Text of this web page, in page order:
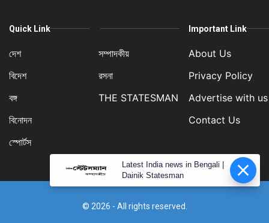
Quick Link
দেশ
বিদেশ
বঙ্গ
বিনোদন
স্পোর্টস
সম্পাদকীয়
রসনা
THE STATESMAN
Important Link
About Us
Privacy Policy
Advertise with us
Contact Us
© 2026 - All rights reserved.
Latest India news in Bengali |
Dainik Statesman